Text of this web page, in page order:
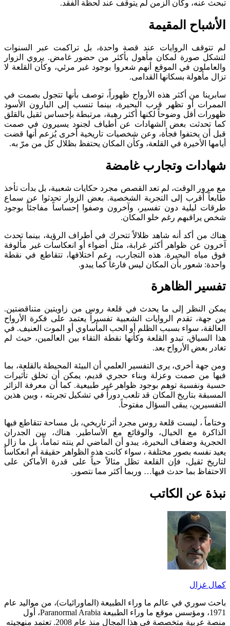
تبحث عنه، وكأن الزمن لم يتوقف عند لحظة الفقد.
الأشباح المقيمة
لم تتوقف الروايات عند قصة واحدة، بل تراكمت عبر السنوات
لتشكل صورة لمكان مأهول بأكثر من حضور غامض. يروي الزوار
والعاملون في الموقع أنهم شعروا بوجود غير مرئي، وكأن القلعة لا
تزال مأهولة بسكانها القدامى.
سابرينا من أكثر هذه الأرواح ظهوراً، توصف بأنها تتجول بصمت في
الممرات أو تظهر قرب البحيرة، بينما تنسب إلى البارون الأسود
ظهورات أقل وضوحاً لكنها أكثر رهبة، مرتبطة بإحساس ثقيل بالقلق
كما تحدثت بعض الشهادات عن أطياف لجنود يسيرون في صمت
قبل أن يختفوا فجأة، وعن شخصيات تاريخية أخرى يُزعم أنها قضت
أيامها الأخيرة في القلعة، وكأن المكان يحتفظ بظلال كل من مرّ به.
شهادات وتجارب غامضة
مع مرور الوقت، لم تعد القصص مجرد حكايات شعبية، بل بدأت تأخذ
طابعاً أقرب إلى التجربة الشخصية. بعض الزوار تحدثوا عن سماع
طرقات ليلية دون تفسير، وآخرون وصفوا إحساساً مفاجئاً بوجود
شخص يراقبهم رغم خلو المكان.
هناك من أكد أنه شاهد ظلالاً تتحرك في أطراف الرؤية، بينما تحدث
آخرون عن ظواهر أكثر غرابة، مثل أضواء أو انعكاسات غير مألوفة
فوق مياه البحيرة. هذه التجارب، رغم اختلافها، تتقاطع في نقطة
واحدة: شعور بأن المكان ليس فارغاً كما يبدو.
تفسير الظاهرة
يمكن النظر إلى ما يحدث في قلعة روس من زاويتين متناقضتين.
من جهة، تقدم الروايات الشعبية تفسيراً يعتمد على فكرة الأرواح
العالقة، سواء بسبب الظلم أو الحب المأساوي أو الموت العنيف. في
هذا السياق، تبدو القلعة وكأنها نقطة التقاء بين العالمين، حيث لم
تغادر بعض الأرواح بعد.
ومن جهة أخرى، يرى التفسير العلمي أن البيئة المحيطة بالقلعة، بما
فيها من صمت وعزلة وبناء حجري قديم، يمكن أن تخلق تأثيرات
حسية ونفسية توهم بوجود ظواهر غير طبيعية. كما أن معرفة الزائر
المسبقة بتاريخ المكان قد تلعب دوراً في تشكيل تجربته ، وبين هذين
التفسيرين، يبقى السؤال مفتوحاً.
وختاماً ، ليست قلعة روس مجرد أثر تاريخي، بل مساحة تتقاطع فيها
الذاكرة مع الخيال، والوقائع مع الأساطير. هناك، بين الجدران
الحجرية وضفاف البحيرة، يبدو أن الماضي لم ينته تماماً، بل ما زال
يعيد نفسه بصور مختلفة ، سواء كانت هذه الظواهر حقيقة أم انعكاساً
لتاريخ ثقيل، فإن القلعة تظل مثالاً حياً على قدرة الأماكن على
الاحتفاظ بما حدث فيها… وربما أكثر مما نتصور.
نبذة عن الكاتب
كمال غزال
باحث سوري في عالم ما وراء الطبيعة (الماورائيات)، من مواليد عام
1971، ومؤسس موقع ما وراء الطبيعة Paranormal Arabia، أول
منصة عربية متخصصة في هذا المجال منذ عام 2008. تعتمد منهجيته